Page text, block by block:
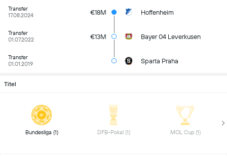
Transfer
17.08.2024
€18M Hoffenheim
Transfer
01.07.2022
€13M Bayer 04 Leverkusen
Transfer
01.01.2019
Sparta Praha
Titel
Bundesliga (1) DFB-Pokal (1) MOL Cup (1)